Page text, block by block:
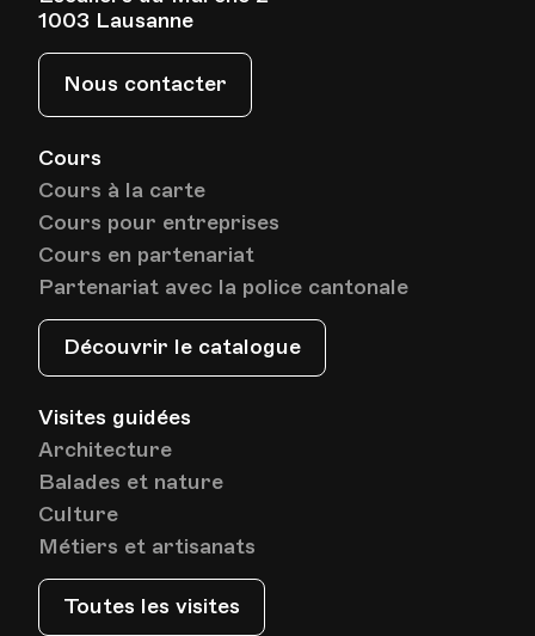
Cours
Cours à la carte
Cours pour entreprises
Cours en partenariat
Partenariat avec la police cantonale
Découvrir le catalogue
Visites guidées
Architecture
Balades et nature
Culture
Métiers et artisanats
Toutes les visites
1003 Lausanne
Nous contacter